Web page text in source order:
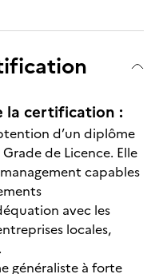
la certification :
d’un diplôme
de Licence. Elle
capables
avec les
locales,
généraliste à forte